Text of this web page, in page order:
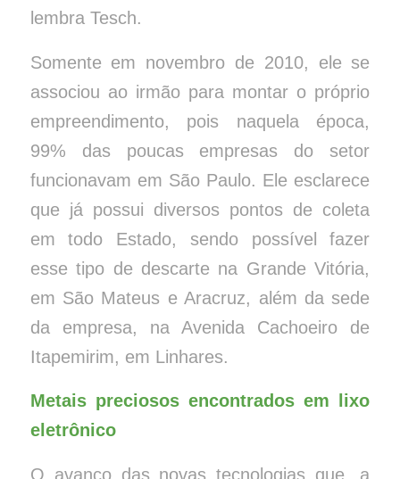
lembra Tesch.
Somente em novembro de 2010, ele se
associou ao irmão para montar o próprio
empreendimento, pois naquela época,
99% das poucas empresas do setor
funcionavam em São Paulo. Ele esclarece
que já possui diversos pontos de coleta
em todo Estado, sendo possível fazer
esse tipo de descarte na Grande Vitória,
em São Mateus e Aracruz, além da sede
da empresa, na Avenida Cachoeiro de
Itapemirim, em Linhares.
Metais preciosos encontrados em lixo
eletrônico
O avanço das novas tecnologias que, a